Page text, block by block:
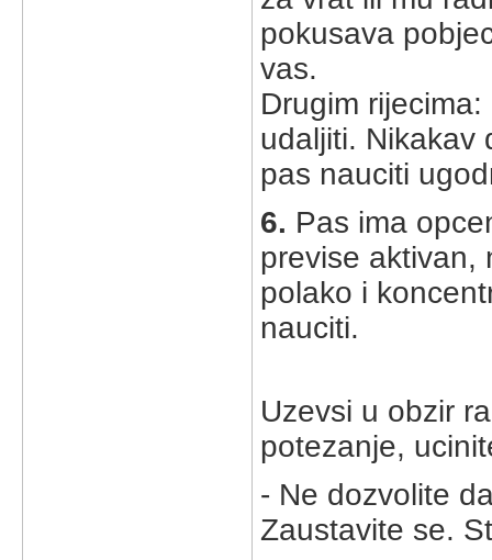
pokusava
vas.
Drugim
udaljiti. Nikakav
pas nauciti
6. Pas ima
previse aktivan,
polako i
nauciti.
Uzevsi u obzir
potezanje,
- Ne dozvolite
Zaustavite se.